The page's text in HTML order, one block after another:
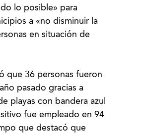
lo posible» para
a «no disminuir la
en situación de
que 36 personas fueron
pasado gracias a
playas con bandera azul
fue empleado en 94
que destacó que